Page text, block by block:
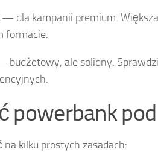
— dla kampanii premium.
formacie.
ale solidny.
powerbank
kilku prostych zasadach: